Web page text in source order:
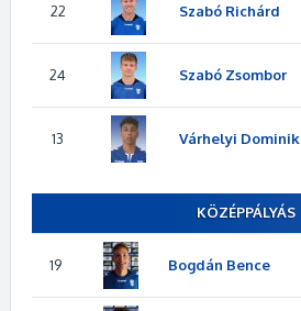
22 Szabó Richárd
24 Szabó Zsombor
13 Várhelyi Dominik
KÖZÉPPÁLYÁS
19 Bogdán Bence